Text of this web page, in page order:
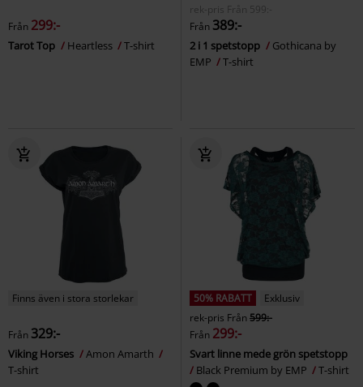
Från 299:-
Tarot Top Heartless T-shirt
rek-pris
Från
599:-
Från 389:-
2 i 1 spetstopp
Gothicana by
EMP
T-shirt
Finns även i stora storlekar
Från 329:-
Viking Horses
Amon Amarth
T-shirt
50% RABATT
Exklusiv
rek-pris Från599:-
Från 299:-
Svart linne mede grön spetstopp
Black Premium by EMP
T-shirt